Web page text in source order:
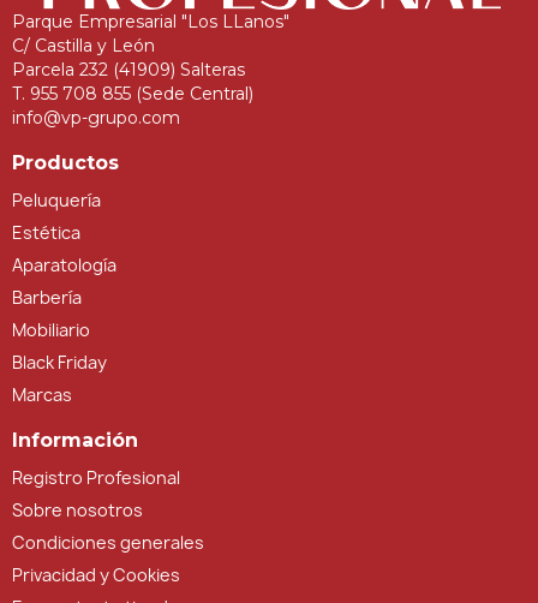
Parque Empresarial "Los LLanos"
C/ Castilla y León
Parcela 232 (41909) Salteras
T. 955 708 855 (Sede Central)
info@vp-grupo.com
Productos
Peluquería
Estética
Aparatología
Barbería
Mobiliario
Black Friday
Marcas
Información
Registro Profesional
Sobre nosotros
Condiciones generales
Privacidad y Cookies